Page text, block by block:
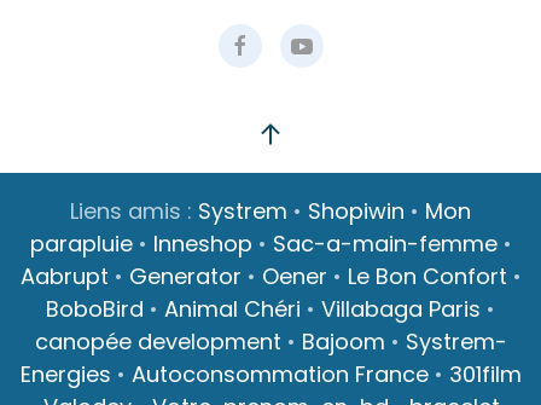
Liens amis : Systrem • Shopiwin • Mon
parapluie• Inneshop • Sac-a-main-femme•
Aabrupt • Generator • Oener • Le Bon Confort •
BoboBird • Animal Chéri • Villabaga Paris •
canopée development • Bajoom • Systrem-
Energies • Autoconsommation France• 301film